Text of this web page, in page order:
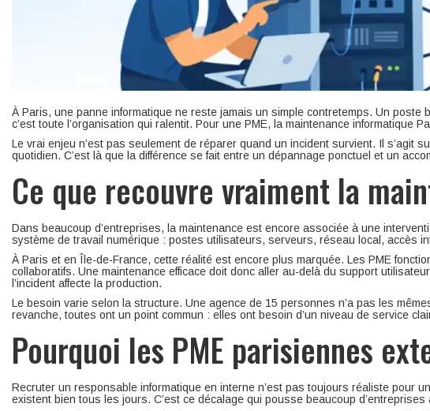
À Paris, une panne informatique ne reste jamais un simple contretemps. Un
c’est toute l’organisation qui ralentit. Pour une PME, la maintenance informatique
Le vrai enjeu n’est pas seulement de réparer quand un incident survient. Il s’agit
quotidien. C’est là que la différence se fait entre un dépannage ponctuel et un
Ce que recouvre vraiment la
Dans beaucoup d’entreprises, la maintenance est encore associée à une
système de travail numérique : postes utilisateurs, serveurs, réseau local, accès
À Paris et en Île-de-France, cette réalité est encore plus marquée. Les PME
collaboratifs. Une maintenance efficace doit donc aller au-delà du support
l’incident affecte la production.
Le besoin varie selon la structure. Une agence de 15 personnes n’a pas les
revanche, toutes ont un point commun : elles ont besoin d’un niveau de service
Pourquoi les PME parisiennes
Recruter un responsable informatique en interne n’est pas toujours réaliste pour
existent bien tous les jours. C’est ce décalage qui pousse beaucoup